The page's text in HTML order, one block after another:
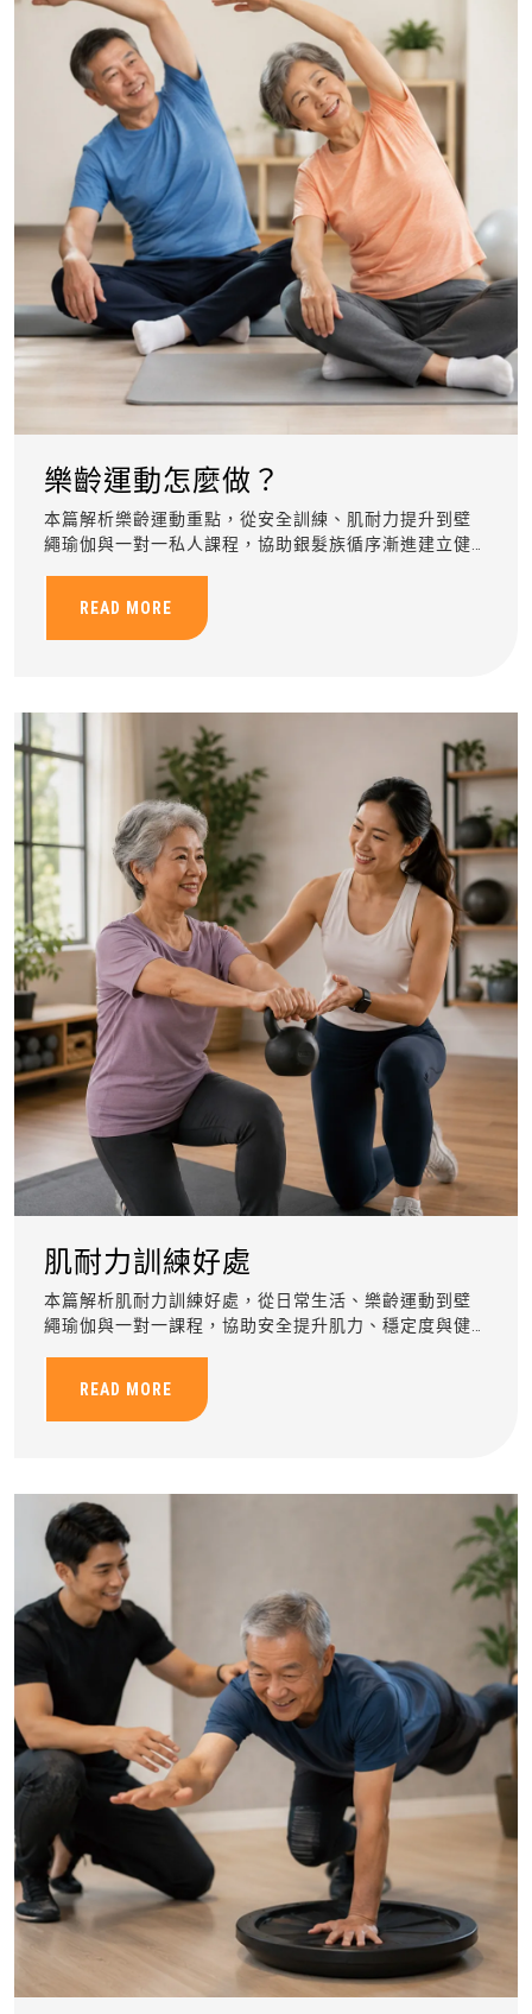
肌耐力訓練好處
本篇解析肌耐力訓練好處，從日常生活、樂齡運動到壁
繩瑜伽與一對一課程，協助安全提升肌力、穩定度與健
READ MORE
樂齡運動怎麼做？
本篇解析樂齡運動重點，從安全訓練、肌耐力提升到壁
繩瑜伽與一對一私人課程，協助銀髮族循序漸進建立健
READ MORE